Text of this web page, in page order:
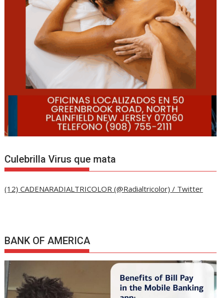
Culebrilla Virus que mata
(12) CADENARADIALTRICOLOR (@Radialtricolor) / Twitter
BANK OF AMERICA